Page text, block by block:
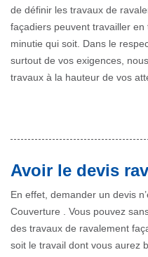
de définir les travaux de
façadiers peuvent travailler
minutie qui soit. Dans le
surtout de vos exigences,
travaux à la hauteur de vos
Avoir le devis
En effet, demander un devis
Couverture . Vous pouvez
des travaux de ravalement
soit le travail dont vous aurez